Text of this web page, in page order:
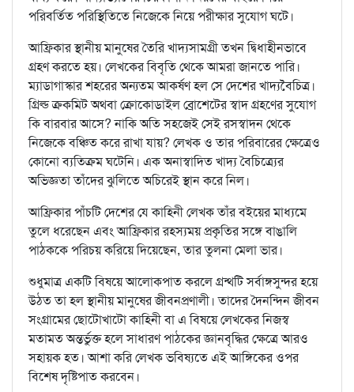
পরিবর্তিত পরিস্থিতিতে নিজেকে নিয়ে পরীক্ষার সুযোগ ঘটে।
আফ্রিকার স্থানীয় মানুষের তৈরি খাদ্যসামগ্রী তখন দ্বিধাহীনভাবে
গ্রহণ করতে হয়। লেখকের বিবৃতি থেকে আমরা জানতে পারি।
ম্যাডাগাস্কার শহরের অন্যতম আকর্ষণ হল সে দেশের খাদ্যবৈচিত্র।
গ্রিল্ড ক্রকমিট অথবা ক্রোকোডাইল ব্রোশেটের স্বাদ গ্রহণের সুযোগ
কি বারবার আসে? নাকি অতি সহজেই সেই রসস্বাদন থেকে
নিজেকে বঞ্চিত করে রাখা যায়? লেখক ও তার পরিবারের ক্ষেত্রেও
কোনো ব্যতিক্রম ঘটেনি। এক অনাস্বাদিত খাদ্য বৈচিত্র্যের
অভিজ্ঞতা তাঁদের ঝুলিতে অচিরেই স্থান করে নিল।
আফ্রিকার পাঁচটি দেশের যে কাহিনী লেখক তাঁর বইয়ের মাধ্যমে
তুলে ধরেছেন এবং আফ্রিকার রহস্যময় প্রকৃতির সঙ্গে বাঙালি
পাঠককে পরিচয় করিয়ে দিয়েছেন, তার তুলনা মেলা ভার।
শুধুমাত্র একটি বিষয়ে আলোকপাত করলে গ্রন্থটি সর্বাঙ্গসুন্দর হয়ে
উঠত তা হল স্থানীয় মানুষের জীবনপ্রণালী। তাদের দৈনন্দিন জীবন
সংগ্রামের ছোটোখাটো কাহিনী বা এ বিষয়ে লেখকের নিজস্ব
মতামত অন্তর্ভুক্ত হলে সাধারণ পাঠকের জ্ঞানবৃদ্ধির ক্ষেত্রে আরও
সহায়ক হত। আশা করি লেখক ভবিষ্যতে এই আঙ্গিকের ওপর
বিশেষ দৃষ্টিপাত করবেন।